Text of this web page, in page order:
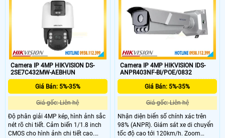
Camera IP 4MP HIKVISION DS-
2SE7C432MW-AEBHUN
Giá Bán: 5%-35%
Giá gốc: Liên hệ
Độ phân giải 4MP kép, hình ảnh sắc
nét rõ chi tiết. Cảm biến 1/1.8 inch
CMOS cho hình ảnh chi tiết cao.
Camera IP 4MP HIKVISION IDS-
ANPR403NF-BI/POE/0832
Giá Bán: 5%-35%
Giá gốc: Liên hệ
Nhận diện biển số chính xác trên
98% (ANPR). Giám sát xe di chuyển
tốc độ cao tới 120km/h. Zoom